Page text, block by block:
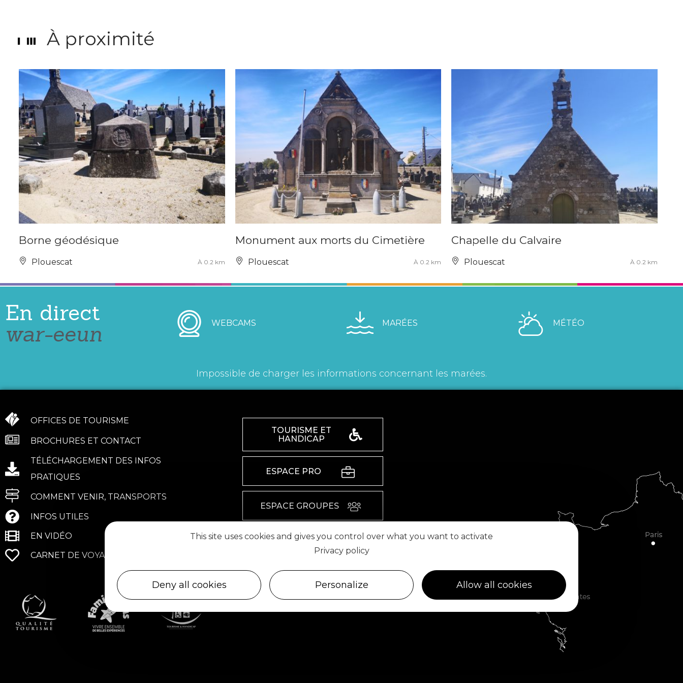
À proximité
Borne géodésique
Plouescat À 0.2 km
Monument aux morts du Cimetière
Plouescat À 0.2 km
Chapelle du Calvaire
Plouescat À 0.2 km
En direct
war-eeun WEBCAMS MARÉES MÉTÉO
Impossible de charger les informations concernant les marées.
OFFICES DE TOURISME
BROCHURES ET CONTACT
TÉLÉCHARGEMENT DES INFOS
PRATIQUES
COMMENT VENIR, TRANSPORTS
INFOS UTILES
EN VIDÉO
CARNET DE VOYAGE
TOURISME ET
HANDICAP
ESPACE PRO
ESPACE GROUPES
ESPACE PRESSE
RETROUVEZ-NOUS SUR
This site uses cookies and gives you control over what you want to activate
Privacy policy
Allow all cookies
Personalize
Deny all cookies